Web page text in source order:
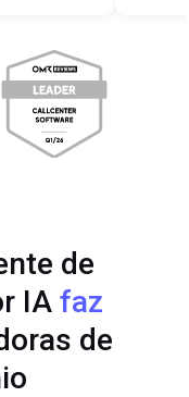
de
IAfaz
de